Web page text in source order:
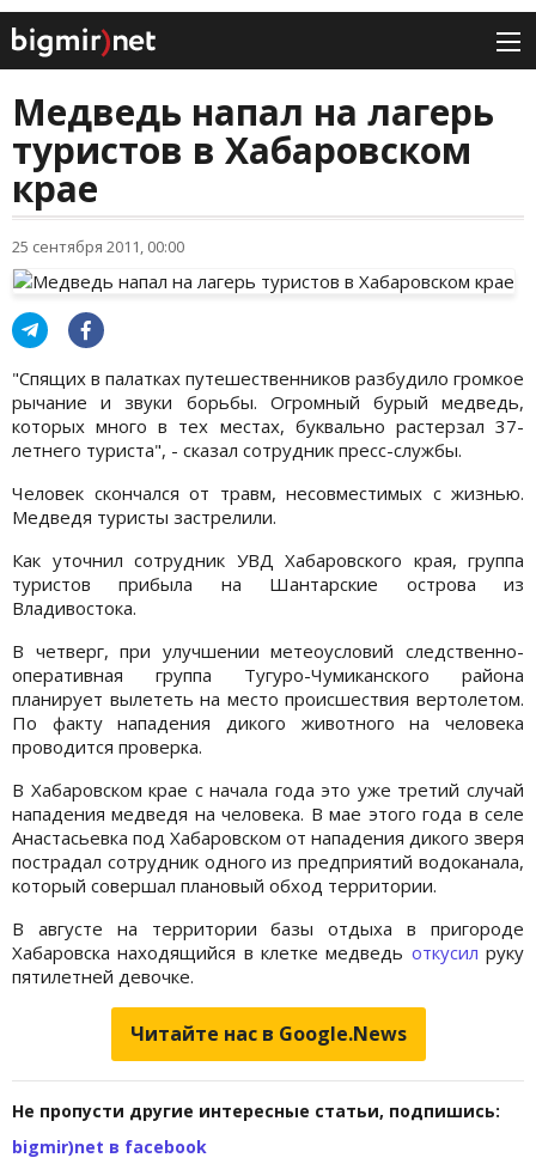
Медведь напал на лагерь
туристов в Хабаровском
крае
25 сентября 2011, 00:00
"Спящих в палатках путешественников разбудило громкое
рычание и звуки борьбы. Огромный бурый медведь,
которых много в тех местах, буквально растерзал 37-
летнего туриста", - сказал сотрудник пресс-службы.
Человек скончался от травм, несовместимых с жизнью.
Медведя туристы застрелили.
Как уточнил сотрудник УВД Хабаровского края, группа
туристов прибыла на Шантарские острова из
Владивостока.
В четверг, при улучшении метеоусловий следственно-
оперативная группа Тугуро-Чумиканского района
планирует вылететь на место происшествия вертолетом.
По факту нападения дикого животного на человека
проводится проверка.
В Хабаровском крае с начала года это уже третий случай
нападения медведя на человека. В мае этого года в селе
Анастасьевка под Хабаровском от нападения дикого зверя
пострадал сотрудник одного из предприятий водоканала,
который совершал плановый обход территории.
В августе на территории базы отдыха в пригороде
Хабаровска находящийся в клетке медведь откусил руку
пятилетней девочке.
Читайте нас в Google.News
Не пропусти другие интересные статьи, подпишись:
bigmir)net в facebook